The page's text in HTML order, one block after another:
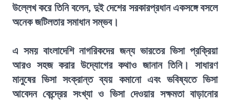
উল্লেখ করে তিনি বলেন, দুই দেশের সরকারপ্রধান একসঙ্গে বসলে
অনেক জটিলতার সমাধান সম্ভব।
এ সময় বাংলাদেশি নাগরিকদের জন্য ভারতের ভিসা প্রক্রিয়া
আরও সহজ করার উদ্যোগের কথাও জানান তিনি। সাধারণ
মানুষের ভিসা সংক্রান্ত ব্যয় কমানো এবং ভবিষ্যতে ভিসা
আবেদন কেন্দ্রের সংখ্যা ও ভিসা দেওয়ার সক্ষমতা বাড়ানোর